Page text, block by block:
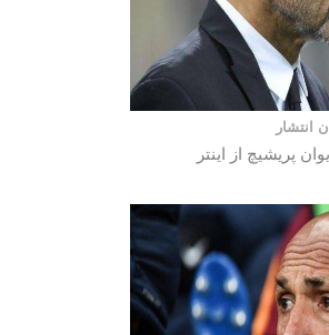
پریشیچ از اینتر